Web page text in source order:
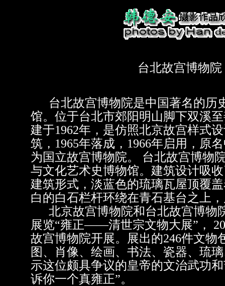
台北故宫博物院
台北故宫博物院是中国著名的历
馆。位于台北市郊阳明山脚下双溪
建于1962年，是仿照北京故宫样式
筑，1965年落成，1966年启用，原
为国立故宫博物院。 台北故宫博物
与文化艺术史博物馆。建筑设计吸
建筑形式，淡蓝色的琉璃瓦屋顶覆
白的白石栏杆环绕在青石基台之上
北京故宫博物院和台北故宫博物
展览“雍正——清世宗文物大展”，
故宫博物院开展。展出的246件文物
图、肖像、绘画、书法、瓷器、琉
示这位颇具争议的皇帝的文治武功
诉你一个真雍正”。